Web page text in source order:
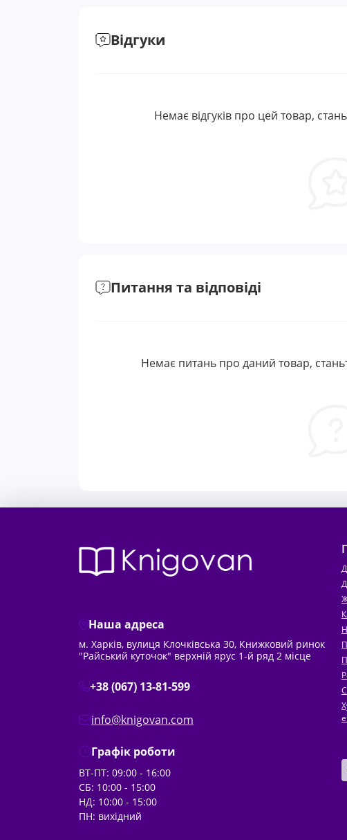
Відгуки
Немає відгуків про цей товар,
Питання та відповіді
Немає питань про даний товар,
Наша адреса
м. Харків, вулиця Клочківська 30, Книжковий ринок
"Райський куточок" верхній ярус 1-й ряд 2 місце
+38 (067) 13-81-599
info@knigovan.com
Графік роботи
ВТ-ПТ: 09:00 - 16:00
СБ: 10:00 - 15:00
НД: 10:00 - 15:00
ПН: вихідний